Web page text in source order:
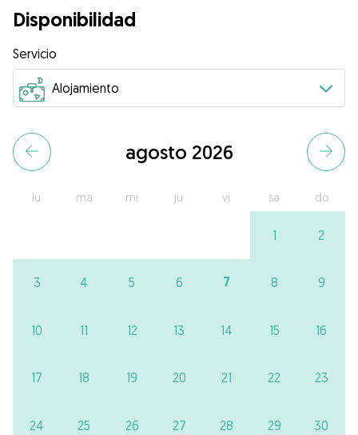
Disponibilidad
Servicio
agosto 2026
lu ma mi ju vi sa do
1 2
3 4 5 6 7 8 9
10 11 12 13 14 15 16
17 18 19 20 21 22 23
24 25 26 27 28 29 30